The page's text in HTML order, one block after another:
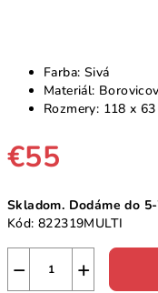
Farba: Sivá
Materiál:
Rozmery: 118 x
€55
cena:
Skladom. Dodáme do
Kód: 822319MULTI
+
−